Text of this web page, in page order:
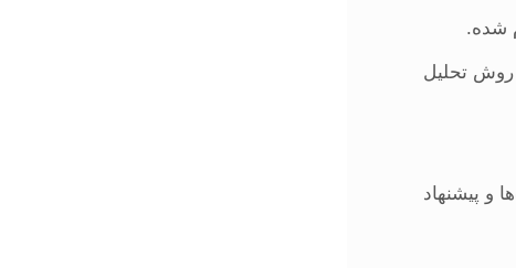
شده.
روش تحلیل
و پیشنهاد